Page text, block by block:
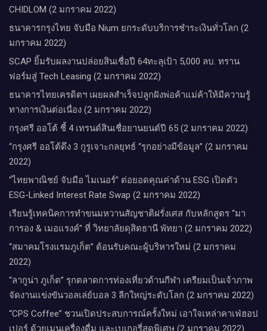
CHIDLOM (2 มกราคม 2022)
ธนาคารกรุงไทย จับมือ Nium ยกระดับบริการชำระเงินทั่วโลก (2
มกราคม 2022)
SCAP ยิ้มรับผลงานปล่อยสินเชื่อปี 64ทะลุเป้า 5,000 ลบ. ทราน
ฟอร์มสู่ Tech Leasing (2 มกราคม 2022)
ธนาคารไทยเครดิตฯ เผยผลสำเร็จปลูกฝังพ่อค้าแม่ค้าให้มีความรู้
ทางการเงินต่อเนื่อง (2 มกราคม 2022)
กรุงศรี ออโต้ ชี้ 4 เทรนด์สินเชื่อยานยนต์ปี 65 (2 มกราคม 2022)
“กรุงศรี ออโต้ดึง 3 กูรูเจาะกลยุทธ์ “รุกอย่างมีข้อมูล” (2 มกราคม
2022)
“ไทยพาณิชย์ จับมือ ไมเนอร์” ต่อยอดคุณค่าด้าน ESG เปิดตัว
ESG-Linked Interest Rate Swap (2 มกราคม 2022)
เรียนรู้เทคนิคการทำขนมหวานสัญชาติฝรั่งเศส กับหลักสูตร “มา
การอง & เมอแรงค์” ที่ วิทยาลัยดุสิตธานี พัทยา (2 มกราคม 2022)
“สมาคมโรงแรมภูเก็ต” ต้อนรับคณะผู้บริหารใหม่ (2 มกราคม
2022)
“ลากูน่า ภูเก็ต” รุกตลาดการท่องเที่ยวด้านกีฬา เตรียมเป็นเจ้าภาพ
จัดงานแข่งขันวอลเล่ย์บอล 3 ลีกใหญ่ระดับโลก (2 มกราคม 2022)
“CPS Coffee” ชวนเปิดประสบการณ์ครั้งใหม่ เอาใจเหล่าคาเฟ่ฮอป